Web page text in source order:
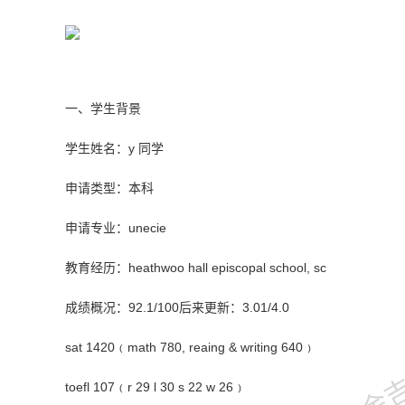
一、学生背景
学生姓名 ：y 同学
申请类型：本科
申请专业： unecie
教育经历： heathwoo hall episcopal school, sc
成绩概况： 92.1/100后来更新： 3.01/4.0
sat 1420﹙math 780, reaing & writing 640﹚
toefl 107﹙r 29 l 30 s 22 w 26﹚